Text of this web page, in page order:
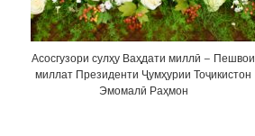
Асосгузори сулҳу Ваҳдати миллӣ – Пешвои
миллат Президенти Ҷумҳурии Тоҷикистон
Эмомалӣ Раҳмон